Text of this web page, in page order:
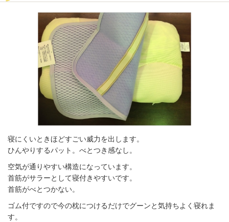
寝にくいときほどすごい威力を出します。
ひんやりするパット。べとつき感なし。
空気が通りやすい構造になっています。
首筋がサラーとして寝付きやすいです。
首筋がべとつかない。
ゴム付ですので今の枕につけるだけでグーンと気持ちよく寝れま
す。